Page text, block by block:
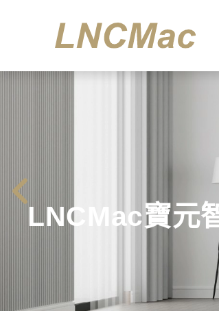
LNCMac寶元